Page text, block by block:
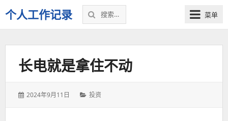
个人工作记录
搜
索：
菜单
长电就是拿住不动
发
2024年9月11日
分
投资